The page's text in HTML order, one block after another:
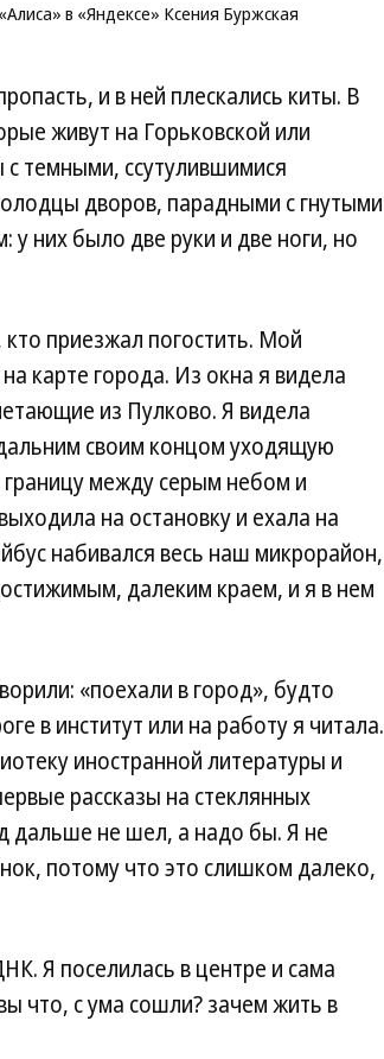
в «Яндексе» Ксения Буржская
и в ней плескались киты. В
живут на Горьковской или
темными, ссутулившимися
дворов, парадными с гнутыми
у них было две руки и две ноги, но
приезжал погостить. Мой
карте города. Из окна я видела
из Пулково. Я видела
своим концом уходящую
между серым небом и
на остановку и ехала на
набивался весь наш микрорайон,
далеким краем, и я в нем
«поехали в город», будто
в институт или на работу я читала.
иностранной литературы и
рассказы на стеклянных
дальше не шел, а надо бы. Я не
потому что это слишком далеко,
Я поселилась в центре и сама
что, с ума сошли? зачем жить в